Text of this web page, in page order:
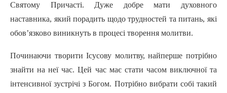
Святому Причасті. Дуже добре мати духовного
наставника, який порадить щодо трудностей та питань, які
обов’язково виникнуть в процесі творення молитви.
Починаючи творити Ісусову молитву, найперше потрібно
знайти на неї час. Цей час має стати часом виключної та
інтенсивної зустрічі з Богом. Потрібно вибрати собі такий